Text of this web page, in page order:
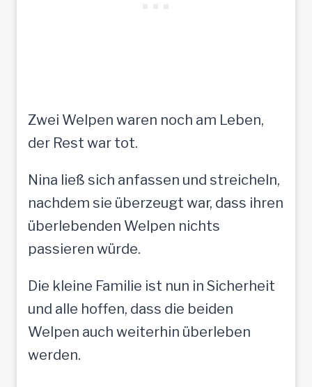
Zwei Welpen waren noch am Leben,
der Rest war tot.
Nina ließ sich anfassen und streicheln,
nachdem sie überzeugt war, dass ihren
überlebenden Welpen nichts
passieren würde.
Die kleine Familie ist nun in Sicherheit
und alle hoffen, dass die beiden
Welpen auch weiterhin überleben
werden.